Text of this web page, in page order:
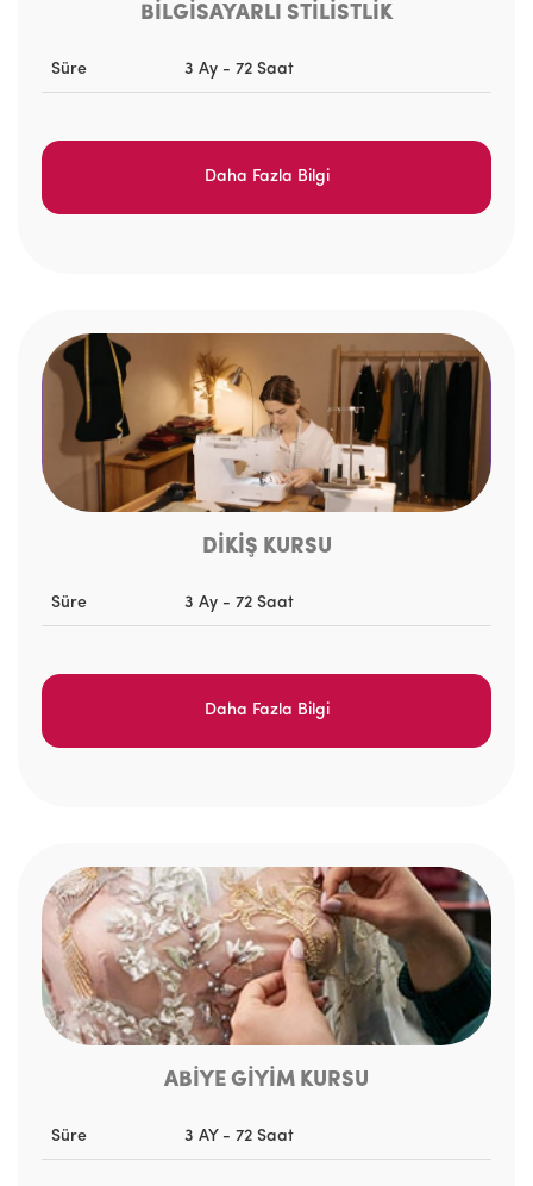
BİLGİSAYARLI STİLİSTLİK
Süre 3 Ay - 72 Saat
Daha Fazla Bilgi
DİKİŞ KURSU
Süre 3 Ay - 72 Saat
Daha Fazla Bilgi
ABİYE GİYİM KURSU
Süre 3 AY - 72 Saat